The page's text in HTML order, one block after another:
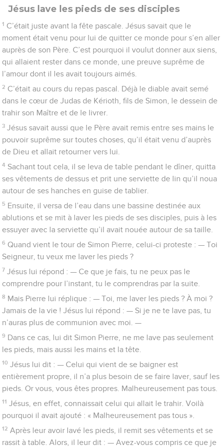
Jésus lave les pieds de ses disciples
1 C’était juste avant la fête pascale. Jésus savait que le
moment était venu pour lui de quitter ce monde pour s’en aller
auprès de son Père. C’est pourquoi il voulut donner aux siens,
qui allaient rester dans ce monde, une preuve suprême de
l’amour dont il les avait toujours aimés.
2 C’était au cours du repas pascal. Déjà le diable avait semé
dans le cœur de Judas de Kérioth, fils de Simon, le dessein de
trahir son Maître et de le livrer.
3 Jésus savait aussi que le Père avait remis entre ses mains le
pouvoir suprême sur toutes choses, qu’il était venu d’auprès
de Dieu et allait retourner vers lui.
4 Sachant tout cela, il se leva de table pendant le dîner, quitta
ses vêtements de dessus et prit une serviette de lin qu’il noua
autour de ses hanches en guise de tablier.
5 Ensuite, il versa de l’eau dans une bassine destinée aux
ablutions et se mit à laver les pieds de ses disciples, puis à les
essuyer avec la serviette qu’il avait nouée autour de sa taille.
6 Quand vient le tour de Simon Pierre, celui-ci proteste : — Toi
Seigneur, tu veux me laver les pieds ?
7 Jésus lui répond : — Ce que je fais, tu ne peux pas le
comprendre pour l’instant, tu le comprendras par la suite.
8 Mais Pierre lui réplique : — Toi, me laver les pieds ? À moi ?
Jamais de la vie ! Jésus lui répond : — Si je ne te lave pas, tu
n’auras plus de communion avec moi. —
9 Dans ce cas, lui dit Simon Pierre, ne me lave pas seulement
les pieds, mais aussi les mains et la tête.
10 Jésus lui dit : — Celui qui vient de se baigner est
entièrement propre, il n’a plus besoin de se faire laver, sauf les
pieds. Or vous, vous êtes propres. Malheureusement pas tous.
11 Jésus, en effet, connaissait celui qui allait le trahir. Voilà
pourquoi il avait ajouté : « Malheureusement pas tous ».
12 Après leur avoir lavé les pieds, il remit ses vêtements et se
rassit à table. Alors, il leur dit : — Avez-vous compris ce que je